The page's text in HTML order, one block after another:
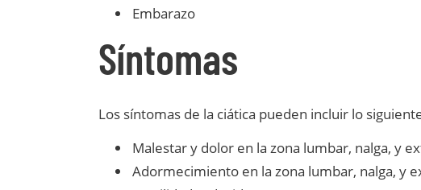
Embarazo
Síntomas
Los síntomas de la ciática pueden incluir lo
Malestar y dolor en la zona lumbar, nalga, y
Adormecimiento en la zona lumbar, nalga, y